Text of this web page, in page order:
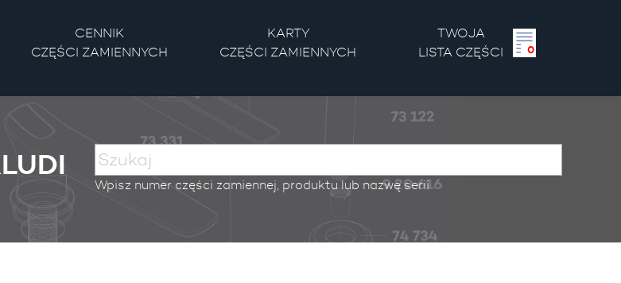
CENNIK
CZĘŚCI ZAMIENNYCH
KARTY
CZĘŚCI ZAMIENNYCH
TWOJA
LISTA CZĘŚCI 0
Wpisz numer części zamiennej, produktu lub nazwę serii